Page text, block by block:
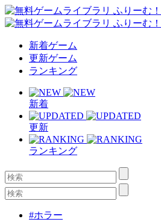
新着ゲーム
更新ゲーム
ランキング
新着
更新
ランキング
#ホラー